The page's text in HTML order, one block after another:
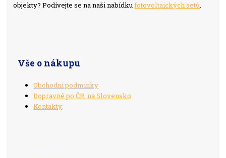
objekty? Podívejte se na naši nabídkufotovoltaických setů.
Vše o nákupu
Obchodní podmínky
Dopravné po ČR, na Slovensko
Kontakty